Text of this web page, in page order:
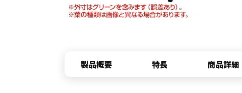
製品概要 特長 商品詳細